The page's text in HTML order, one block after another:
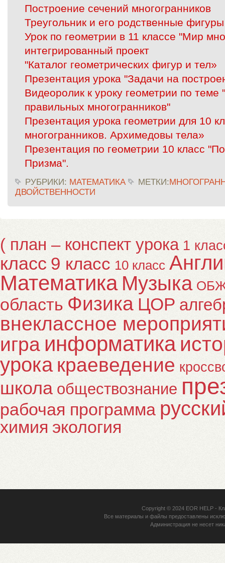
Построение сечений многогранников
Треугольник и его родственные фигуры
Урок по геометрии в 11 классе "Мир
интегрированный проект
"Каталог геометрических фигур и тел»
Презентация урока "Задачи на
Видеоролик к уроку геометрии по
правильных многогранников"
Презентация урока геометрии для 10
многогранников. Архимедовы тела»
Презентация по геометрии 10 класс
Призма".
РУБРИКИ: МАТЕМАТИКА МЕТКИ:
ДВОЙСТВЕННОСТИ
( план – конспект урока 1
класс 9 класс 10 класс
Математика Музыка
область Физика ЦОР
внеклассное
игра информатика
урока краеведение
школа обществознание
рабочая программа
химия экология
Copyright © 2024 EOR HELP-
Все материалы и файлы предоставлены
Администрация не несет